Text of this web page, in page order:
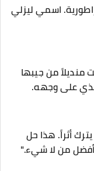
اسمي ليزلي
منديلاً من جيبها
على وجهه.
أثراً. هذا حل
من لا شيء."